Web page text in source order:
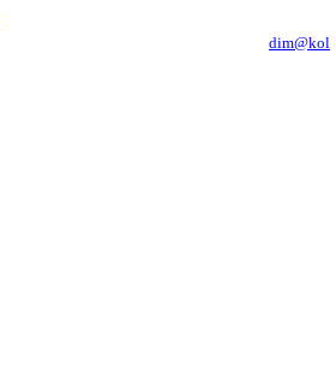
dim@kol